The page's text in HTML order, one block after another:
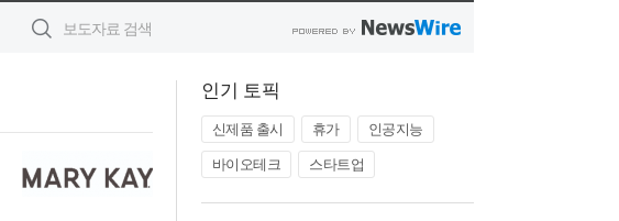
인기 토픽
신제품 출시 휴가
인공지능
바이오테크
스타트업